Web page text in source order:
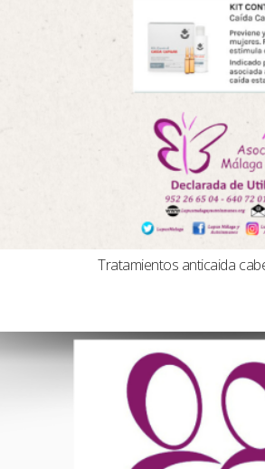
Tratamientos anticaida